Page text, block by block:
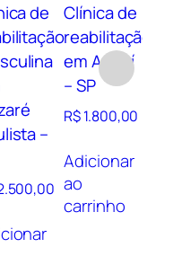
de
–
Clínica de
reabilitação
em Aguaí
– SP
R$1.800,00
Adicionar
ao
carrinho